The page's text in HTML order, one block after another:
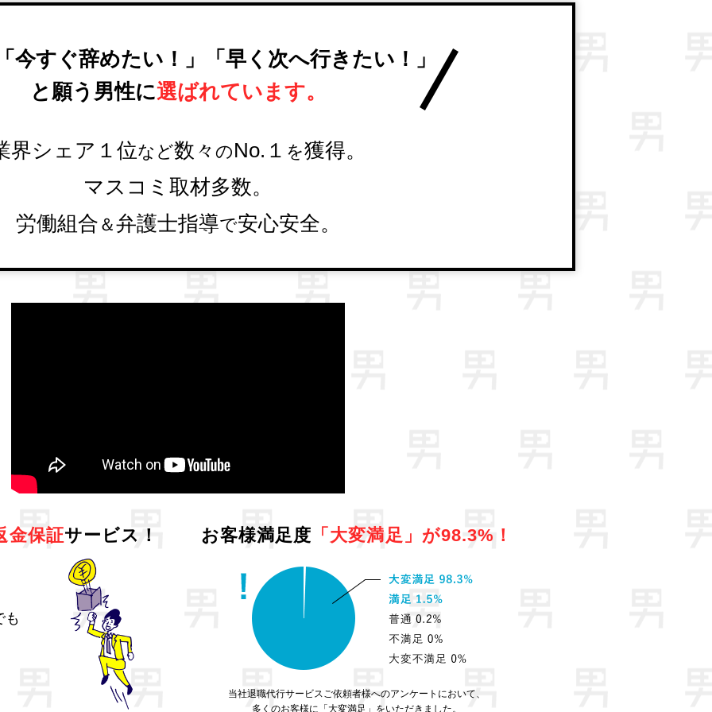
今すぐ辞めたい！」
「早く次へ行きたい！」
と願う男性に選ばれています。
界シェア１位など数々 のNo.１ を獲得。
マスコミ取材多数。
労働組合 ＆弁護士指導で安心安全。
金保証サービス！
も
お客様満足度 「大変満足」が98.3%！
当社退職代行サービスご依頼者様へのアンケートにおいて、
多くのお客様に「大変満足」をいただきました。